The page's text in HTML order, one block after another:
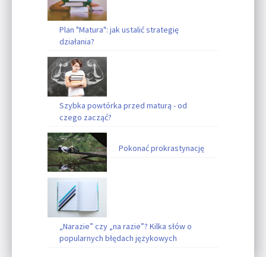
Plan "Matura": jak ustalić strategię
działania?
Szybka powtórka przed maturą - od
czego zacząć?
Pokonać prokrastynację
„Narazie” czy „na razie”? Kilka słów o
popularnych błędach językowych